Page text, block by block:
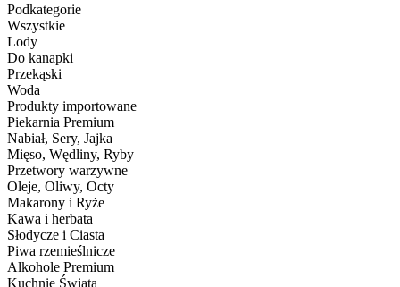
Podkategorie
Wszystkie
Lody
Do kanapki
Przekąski
Woda
Produkty importowane
Piekarnia Premium
Nabiał, Sery, Jajka
Mięso, Wędliny, Ryby
Przetwory warzywne
Oleje, Oliwy, Octy
Makarony i Ryże
Kawa i herbata
Słodycze i Ciasta
Piwa rzemieślnicze
Alkohole Premium
Kuchnie Świata